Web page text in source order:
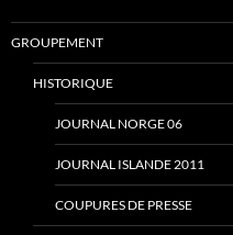
GROUPEMENT
HISTORIQUE
JOURNAL NORGE 06
JOURNAL ISLANDE 2011
COUPURES DE PRESSE